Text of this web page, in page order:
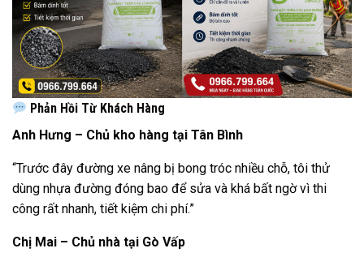
Phản Hồi Từ Khách Hàng
Anh Hưng – Chủ kho hàng tại Tân Bình
“Trước đây đường xe nâng bị bong tróc nhiều chỗ, tôi thử
dùng nhựa đường đóng bao để sửa và khá bất ngờ vì thi
công rất nhanh, tiết kiệm chi phí.”
Chị Mai – Chủ nhà tại Gò Vấp